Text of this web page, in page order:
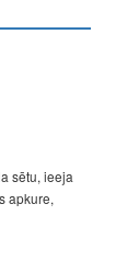
sētu, ieeja
apkure,